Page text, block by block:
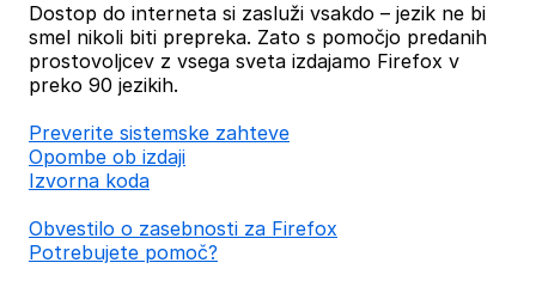
Dostop do interneta si zasluži vsakdo – jezik ne bi
smel nikoli biti prepreka. Zato s pomočjo predanih
prostovoljcev z vsega sveta izdajamo Firefox v
preko 90 jezikih.
Preverite sistemske zahteve
Opombe ob izdaji
Izvorna koda
Obvestilo o zasebnosti za Firefox
Potrebujete pomoč?